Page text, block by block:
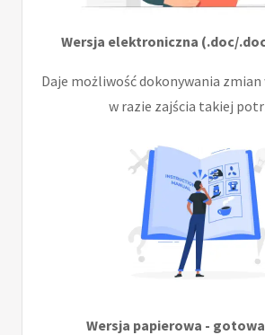
Wersja elektroniczna (.doc/
Daje możliwość dokonywania
w razie zajścia takiej
Wersja papierowa -